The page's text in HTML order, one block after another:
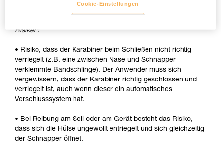
• Schnelle automatische Verriegelung.
Risiken:
• Risiko, dass der Karabiner beim Schließen nicht richtig
verriegelt (z.B. eine zwischen Nase und Schnapper
verklemmte Bandschlinge). Der Anwender muss sich
vergewissern, dass der Karabiner richtig geschlossen und
verriegelt ist, auch wenn dieser ein automatisches
Verschlusssystem hat.
• Bei Reibung am Seil oder am Gerät besteht das Risiko,
dass sich die Hülse ungewollt entriegelt und sich gleichzeitig
der Schnapper öffnet.
Cookie-Einstellungen